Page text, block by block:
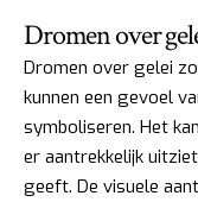
Dromen over
Dromen over gelei
kunnen een gevoel
symboliseren. Het
er aantrekkelijk
geeft. De visuele